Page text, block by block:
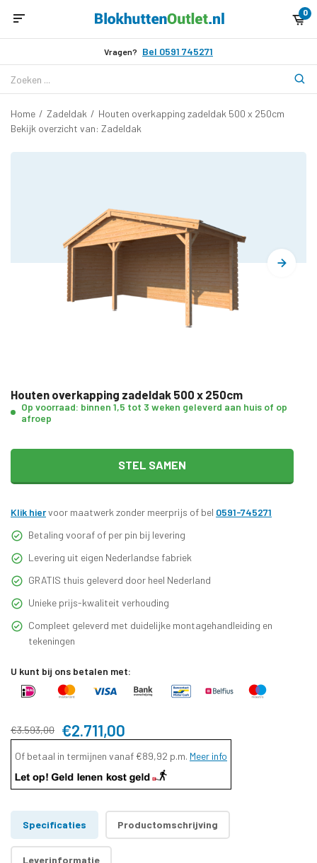
0
Vragen? Bel 0591 745271
Home / Zadeldak / Houten overkapping zadeldak 500 x 250cm
Bekijk overzicht van: Zadeldak
Houten overkapping zadeldak 500 x 250cm
Op voorraad: binnen 1,5 tot 3 weken geleverd aan huis of op
afroep
STEL SAMEN
Klik hiervoor maatwerk zonder meerprijs of bel 0591-745271
Betaling vooraf of per pin bij levering
Levering uit eigen Nederlandse fabriek
GRATIS thuis geleverd door heel Nederland
Unieke prijs-kwaliteit verhouding
Compleet geleverd met duidelijke montagehandleiding en
tekeningen
U kunt bij ons betalen met:
€3.593,00 €2.711,00
Of betaal in termijnen vanaf €89,92 p.m. Meer info
Specificaties Productomschrijving
Leverinformatie